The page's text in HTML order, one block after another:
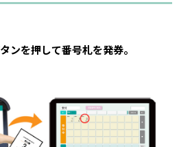
ンを押して番号札を発券。